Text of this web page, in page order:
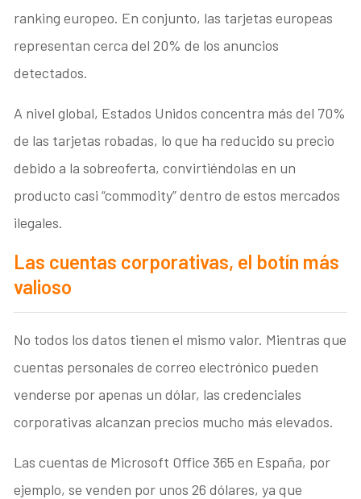
ranking europeo. En conjunto, las tarjetas europeas
representan cerca del 20% de los anuncios
detectados.
A nivel global, Estados Unidos concentra más del 70%
de las tarjetas robadas, lo que ha reducido su precio
debido a la sobreoferta, convirtiéndolas en un
producto casi “commodity” dentro de estos mercados
ilegales.
Las cuentas corporativas, el botín más
valioso
No todos los datos tienen el mismo valor. Mientras que
cuentas personales de correo electrónico pueden
venderse por apenas un dólar, las credenciales
corporativas alcanzan precios mucho más elevados.
Las cuentas de Microsoft Office 365 en España, por
ejemplo, se venden por unos 26 dólares, ya que